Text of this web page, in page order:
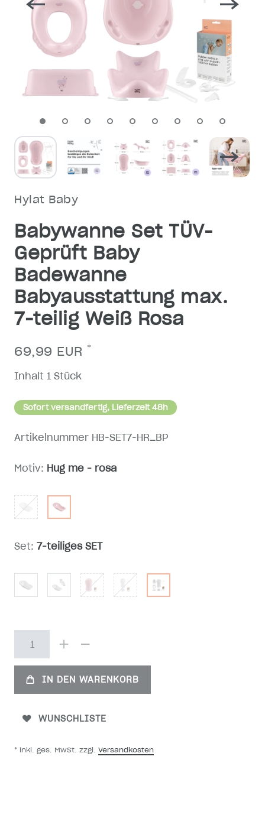
Hylat Baby
Babywanne Set TÜV-
Geprüft Baby
Badewanne
Babyausstattung max.
7-teilig Weiß Rosa
69,99 EUR *
Inhalt 1 Stück
Sofort versandfertig, Lieferzeit 48h
Artikelnummer HB-SET7-HR_BP
Motiv: Hug me - rosa
Set: 7-teiliges SET
IN DEN WARENKORB
WUNSCHLISTE
* inkl. ges. MwSt. zzgl. Versandkosten